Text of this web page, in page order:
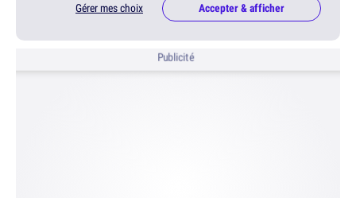
Gérer mes choix Accepter & afficher
Publicité